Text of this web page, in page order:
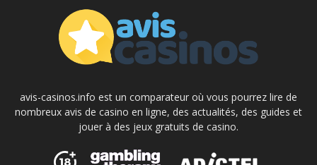
avis-casinos.info est un comparateur où vous pourrez lire de
nombreux avis de casino en ligne, des actualités, des guides et
jouer à des jeux gratuits de casino.